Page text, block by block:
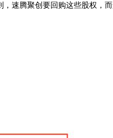
速腾聚创要回购这些股权，